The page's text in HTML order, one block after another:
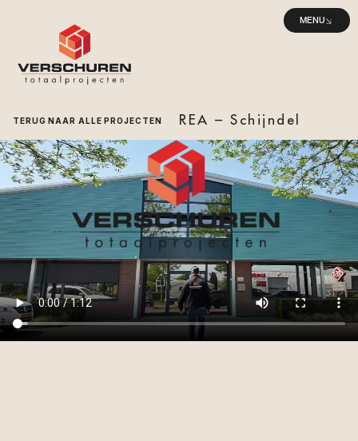
MENU
REA – Schijndel
TERUG NAAR ALLE PROJECTEN